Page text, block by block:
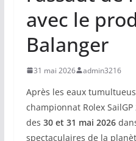
avec le
Balanger
31 mai 2026 admin3216
Après les eaux
championnat Rolex
des 30 et 31 mai 2026
spectaculaires de la